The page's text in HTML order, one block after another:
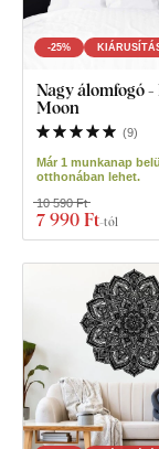
-25%
Nagy álomfogó
Moon
(9)
Már 1 munkanap
otthonában lehet.
7 990 Ft-tól
10 590 Ft